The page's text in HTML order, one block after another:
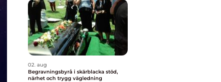
02. aug
Begravningsbyrå i skärblacka stöd,
närhet och trygg vägledning